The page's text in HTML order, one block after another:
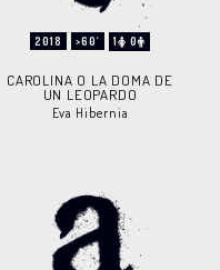
2018 >60' 1 0
CAROLINA O LA DOMA DE
UN LEOPARDO
Eva Hibernia